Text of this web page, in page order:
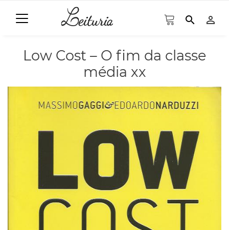
search person_outline
Low Cost – O fim da classe
média xx